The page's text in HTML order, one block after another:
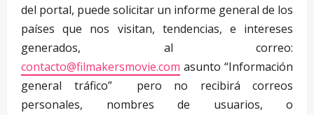
del portal, puede solicitar un informe general de los
países que nos visitan, tendencias, e intereses
generados, al correo:
contacto@filmakersmovie.com asunto “Información
general tráfico” pero no recibirá correos
personales, nombres de usuarios, o